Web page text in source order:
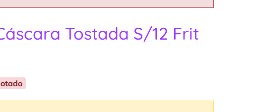
Tostada S/12 Frit